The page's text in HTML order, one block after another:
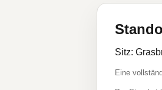
Sitz:
Eine